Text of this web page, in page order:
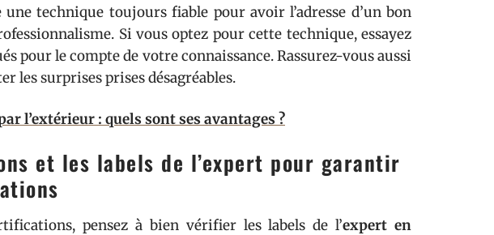
technique toujours fiable pour avoir l’adresse d’un bon
Si vous optez pour cette technique, essayez
pour le compte de votre connaissance. Rassurez-vous aussi
les surprises prises désagréables.
l’extérieur : quels sont ses avantages ?
et les labels de l’expert pour garantir
pensez à bien vérifier les labels de l’expert en